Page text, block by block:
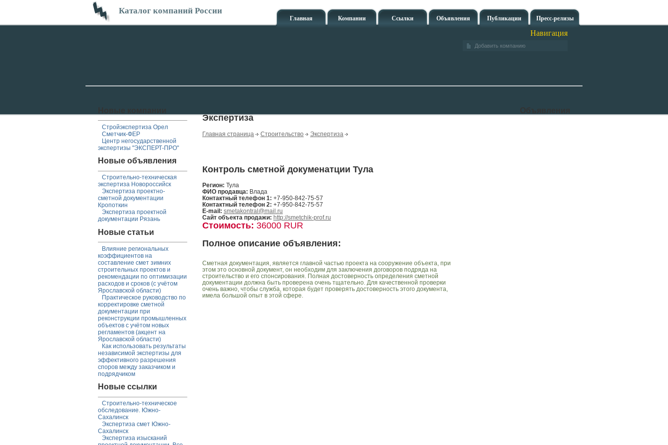
Каталог компаний России
Главная Компании Ссылки Объявления Публикации Пресс-релизы
Навигация
Добавить компанию
Стройэкспертиза Орел
Сметчик-ФЕР
Центр негосударственной
экспертизы "ЭКСПЕРТ-ПРО"
Новые объявления
Строительно-техническая
экспертиза Новороссийск
Экспертиза проектно-
сметной документации
Кропоткин
Экспертиза проектной
документации Рязань
Новые статьи
Влияние региональных
коэффициентов на
составление смет зимних
строительных проектов и
рекомендации по оптимизации
расходов и сроков (с учётом
Ярославской области)
Практическое руководство по
корректировке сметной
документации при
реконструкции промышленных
объектов с учётом новых
регламентов (акцент на
Ярославской области)
Как использовать результаты
независимой экспертизы для
эффективного разрешения
споров между заказчиком и
подрядчиком
Новые ссылки
Строительно-техническое
обследование. Южно-
Сахалинск
Экспертиза смет Южно-
Сахалинск
Экспертиза изысканий
Экспертиза
Главная страница Строительство Экспертиза
Контроль сметной докуменатции Тула
Регион: Тула
ФИО продавца: Влада
Контактный телефон 1: +7-950-842-75-57
Контактный телефон 2: +7-950-842-75-57
E-mail: smetakontral@mail.ru
Сайт объекта продажи: http://smetchik-prof.ru
Стоимость: 36000 RUR
Полное описание объявления:
Сметная документация, является главной частью проекта на сооружение объекта, при
этом это основной документ, он необходим для заключения договоров подряда на
строительство и его спонсирования. Полная достоверность определения сметной
документации должна быть проверена очень тщательно. Для качественной проверки
очень важно, чтобы служба, которая будет проверять достоверность этого документа,
имела большой опыт в этой сфере.